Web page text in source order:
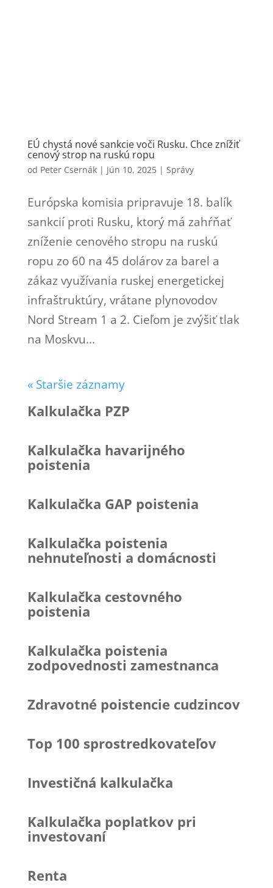
EÚ chystá nové sankcie voči Rusku. Chce znížiť
cenový strop na ruskú ropu
od Peter Csernák| jún 10, 2025| Správy
Európska komisia pripravuje 18. balík
sankcií proti Rusku, ktorý má zahŕňať
zníženie cenového stropu na ruskú
ropu zo 60 na 45 dolárov za barel a
zákaz využívania ruskej energetickej
infraštruktúry, vrátane plynovodov
Nord Stream 1 a 2. Cieľom je zvýšiť tlak
na Moskvu...
« Staršie záznamy
Kalkulačka PZP
Kalkulačka havarijného
poistenia
Kalkulačka GAP poistenia
Kalkulačka poistenia
nehnuteľnosti a domácnosti
Kalkulačka cestovného
poistenia
Kalkulačka poistenia
zodpovednosti zamestnanca
Zdravotné poistencie cudzincov
Top 100 sprostredkovateľov
Investičná kalkulačka
Kalkulačka poplatkov pri
investovaní
Renta